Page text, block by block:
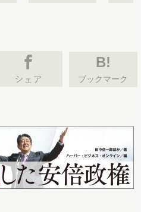
B!
ブックマーク